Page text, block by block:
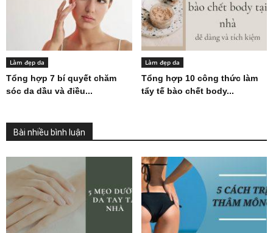
Làm đẹp da
Tổng hợp 7 bí quyết chăm
sóc da dầu và điều...
Làm đẹp da
Tổng hợp 10 công thức làm
tẩy tế bào chết body...
Bài nhiều bình luận